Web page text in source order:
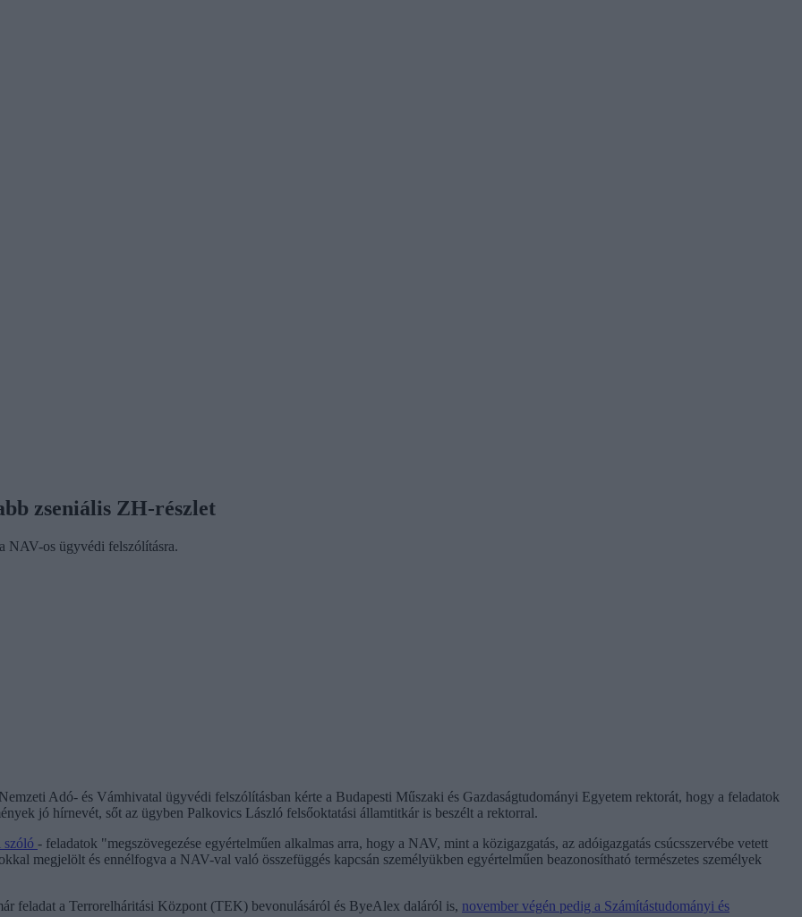
zseniális ZH-részlet
NAV-os ügyvédi felszólításra.
Adó- és Vámhivatal ügyvédi felszólításban kérte a Budapesti Műszaki és Gazdaságtudományi Egyetem rektorát, hogy a feladatok
jó hírnevét, sőt az ügyben Palkovics László felsőoktatási államtitkár is beszélt a rektorral.
szóló - feladatok "megszövegezése egyértelműen alkalmas arra, hogy a NAV, mint a közigazgatás, az adóigazgatás csúcsszervébe vetett
megjelölt és ennélfogva a NAV-val való összefüggés kapcsán személyükben egyértelműen beazonosítható természetes személyek
feladat a Terrorelháritási Központ (TEK) bevonulásáról és ByeAlex daláról is, november végén pedig a Számítástudományi és